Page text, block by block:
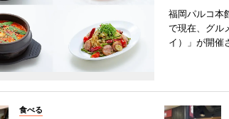
福岡パルコ本
で現在、グル
イ）」が開催
食べる